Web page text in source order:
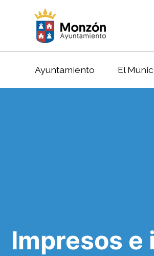
Ayuntamiento El
Impresos